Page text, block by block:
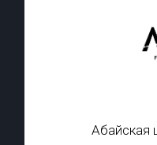
Абайская